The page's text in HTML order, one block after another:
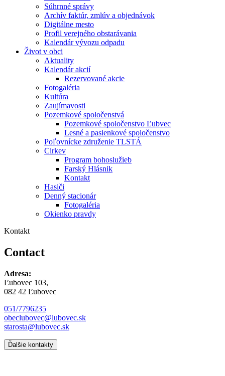
Súhrnné správy
Archív faktúr, zmlúv a objednávok
Digitálne mesto
Profil verejného obstarávania
Kalendár vývozu odpadu
Život v obci
Aktuality
Kalendár akcií
Rezervované akcie
Fotogaléria
Kultúra
Zaujímavosti
Pozemkové spoločenstvá
Pozemkové spoločenstvo Ľubvec
Lesné a pasienkové spoločenstvo
Poľovnícke združenie TLSTÁ
Cirkev
Program bohoslužieb
Farský Hlásnik
Kontakt
Hasiči
Denný stacionár
Fotogaléria
Okienko pravdy
Kontakt
Contact
Adresa:
Ľubovec 103,
082 42 Ľubovec
051/7796235
obeclubovec@lubovec.sk
starosta@lubovec.sk
Ďalšie kontakty